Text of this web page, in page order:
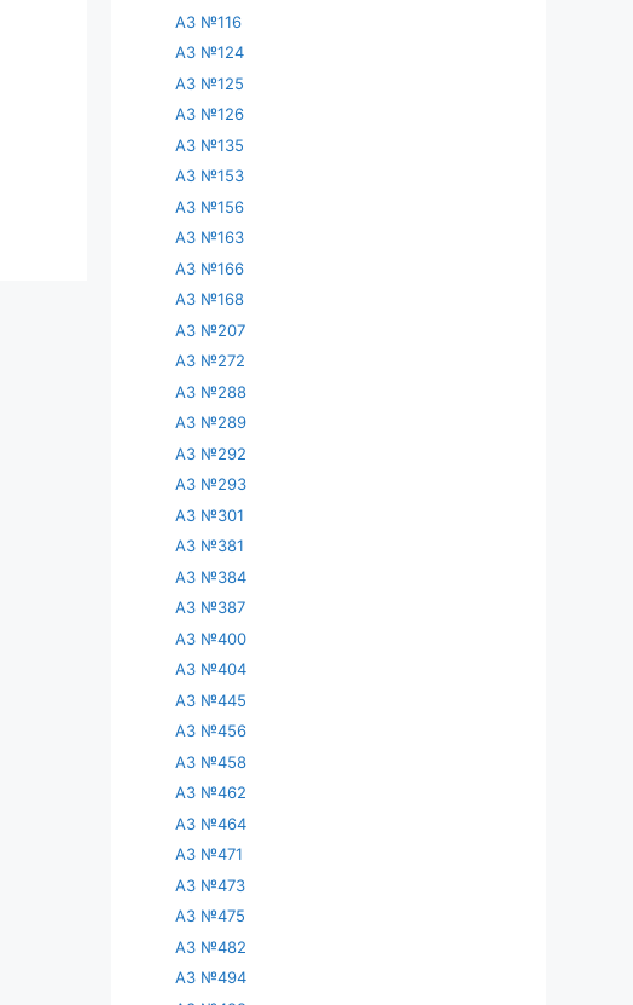
АЗ №116
АЗ №124
АЗ №125
АЗ №126
АЗ №135
АЗ №153
АЗ №156
АЗ №163
АЗ №166
АЗ №168
АЗ №207
АЗ №272
АЗ №288
АЗ №289
АЗ №292
АЗ №293
АЗ №301
АЗ №381
АЗ №384
АЗ №387
АЗ №400
АЗ №404
АЗ №445
АЗ №456
АЗ №458
АЗ №462
АЗ №464
АЗ №471
АЗ №473
АЗ №475
АЗ №482
АЗ №494